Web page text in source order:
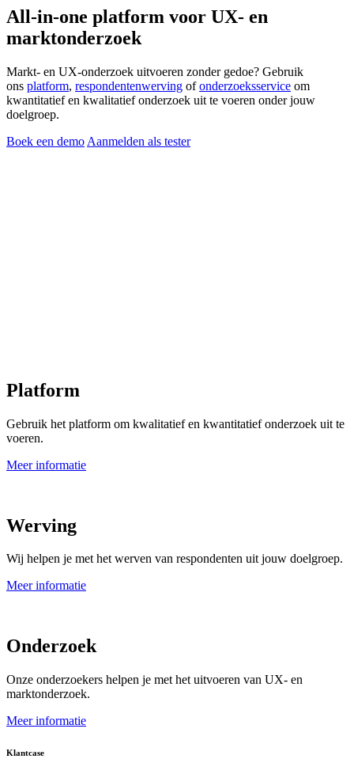
All-in-one platform voor UX- en
marktonderzoek
Markt- en UX-onderzoek uitvoeren zonder gedoe? Gebruik
ons platform, respondentenwerving ofonderzoeksservice om
kwantitatief en kwalitatief onderzoek uit te voeren onder jouw
doelgroep.
Boek een demo Aanmelden als tester
Platform
Gebruik het platform om kwalitatief en kwantitatief onderzoek uit te
voeren.
Meer informatie
Werving
Wij helpen je met het werven van respondenten uit jouw doelgroep.
Meer informatie
Onderzoek
Onze onderzoekers helpen je met het uitvoeren van UX- en
marktonderzoek.
Meer informatie
Klantcase